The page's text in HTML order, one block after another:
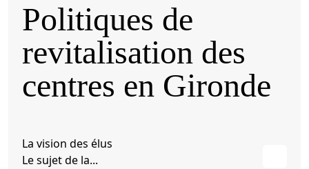
Politiques de
revitalisation des
centres en Gironde
La vision des élus
Le sujet de la...